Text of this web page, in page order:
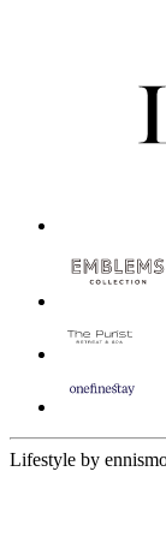
Lifestyle by